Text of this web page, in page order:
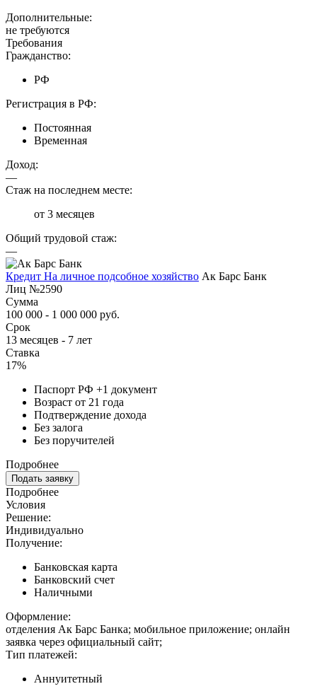
Дополнительные:
не требуются
Требования
Гражданство:
РФ
Регистрация в РФ:
Постоянная
Временная
Доход:
—
Стаж на последнем месте:
от 3 месяцев
Общий трудовой стаж:
—
Кредит На личное подсобное хозяйство Ак Барс Банк
Лиц №2590
Сумма
100 000 - 1 000 000 руб.
Срок
13 месяцев - 7 лет
Ставка
17%
Паспорт РФ +1 документ
Возраст от 21 года
Подтверждение дохода
Без залога
Без поручителей
Подробнее
Подать заявку
Подробнее
Условия
Решение:
Индивидуально
Получение:
Банковская карта
Банковский счет
Наличными
Оформление:
отделения Ак Барс Банка; мобильное приложение; онлайн
заявка через официальный сайт;
Тип платежей:
Аннуитетный